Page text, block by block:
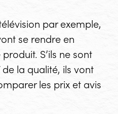
par exemple,
se rendre en
S’ils ne sont
la qualité, ils vont
les prix et avis